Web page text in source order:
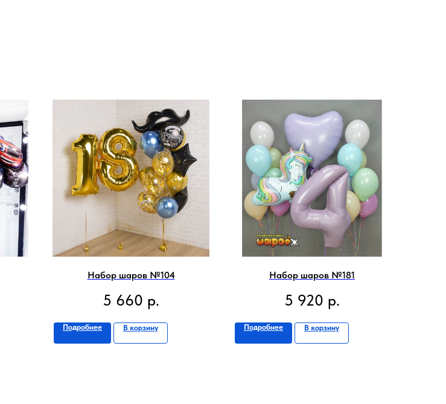
Набор шаров №104
5 660 р.
Подробнее В корзину
Набор шаров №181
5 920 р.
Подробнее В корзину